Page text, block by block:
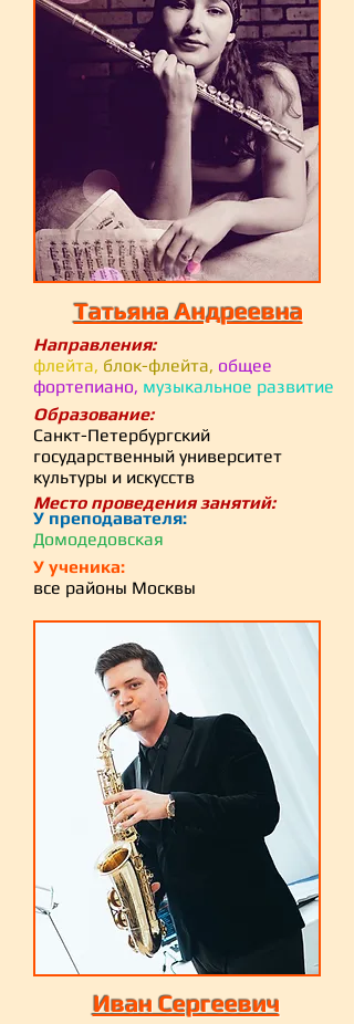
Татьяна Андреевна
Направления:
флейта, блок-флейта, общее
фортепиано, музыкальное развитие
Образование:
Санкт-Петербургский
государственный университет
культуры и искусств
У преподавателя:
Домодедовская
Место проведения занятий:
У ученика:
все районы Москвы
Иван Сергеевич